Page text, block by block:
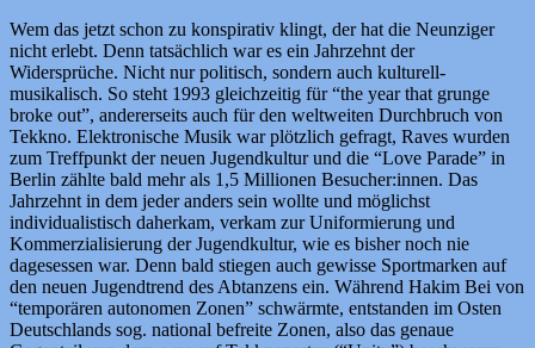
Wem das jetzt schon zu konspirativ klingt, der hat die Neunziger
nicht erlebt. Denn tatsächlich war es ein Jahrzehnt der
Widersprüche. Nicht nur politisch, sondern auch kulturell-
musikalisch. So steht 1993 gleichzeitig für “the year that grunge
broke out”, andererseits auch für den weltweiten Durchbruch von
Tekkno. Elektronische Musik war plötzlich gefragt, Raves wurden
zum Treffpunkt der neuen Jugendkultur und die “Love Parade” in
Berlin zählte bald mehr als 1,5 Millionen Besucher:innen. Das
Jahrzehnt in dem jeder anders sein wollte und möglichst
individualistisch daherkam, verkam zur Uniformierung und
Kommerzialisierung der Jugendkultur, wie es bisher noch nie
dagesessen war. Denn bald stiegen auch gewisse Sportmarken auf
den neuen Jugendtrend des Abtanzens ein. Während Hakim Bei von
“temporären autonomen Zonen” schwärmte, entstanden im Osten
Deutschlands sog. national befreite Zonen, also das genaue